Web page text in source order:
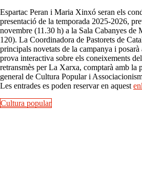
Espartac Peran i Maria Xinxó seran els
presentació de la temporada 2025-2026,
novembre (11.30 h) a la Sala Cabanyes de
120). La Coordinadora de Pastorets de
principals novetats de la campanya i
prova interactiva sobre els coneixements
retransmès per La Xarxa, comptarà amb la
general de Cultura Popular i
Les entrades es poden reservar en aquest
Cultura popular